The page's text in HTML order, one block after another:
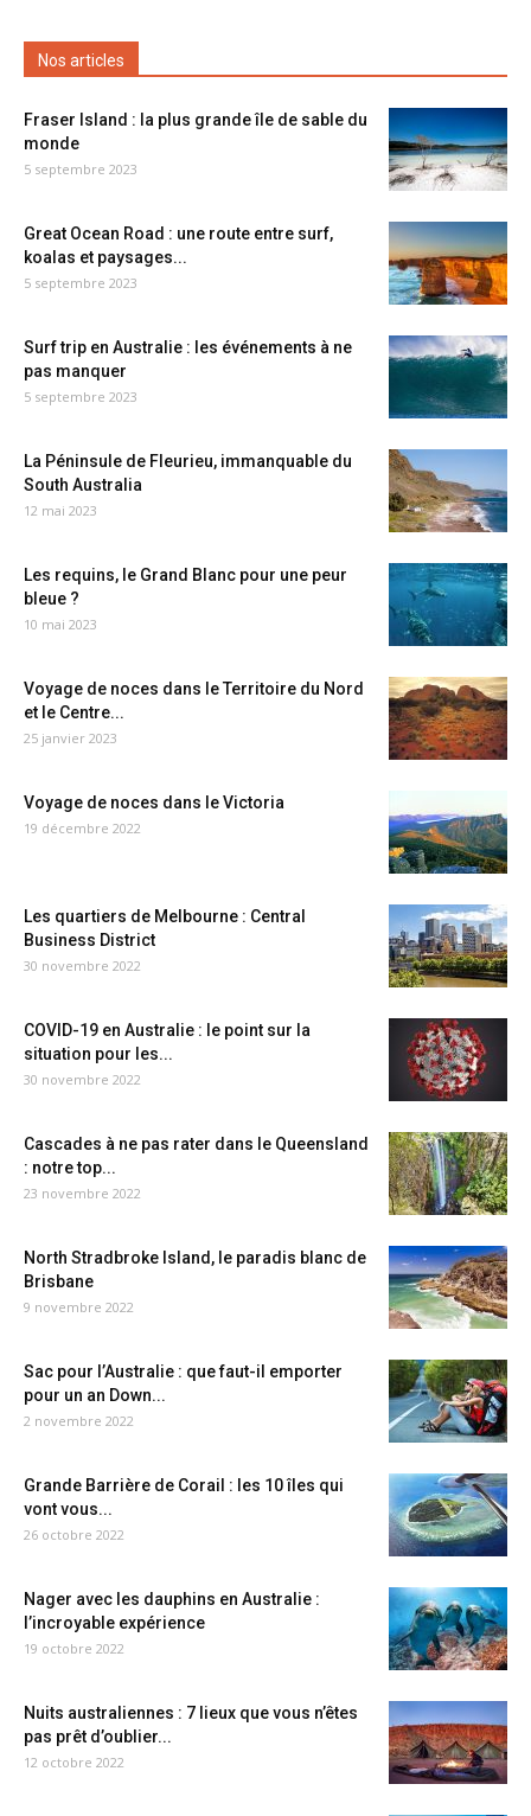
Nos articles
Fraser Island : la plus grande île de sable du
monde
5 septembre 2023
Great Ocean Road : une route entre surf,
koalas et paysages...
5 septembre 2023
Surf trip en Australie : les événements à ne
pas manquer
5 septembre 2023
La Péninsule de Fleurieu, immanquable du
South Australia
12 mai 2023
Les requins, le Grand Blanc pour une peur
bleue ?
10 mai 2023
Voyage de noces dans le Territoire du Nord
et le Centre...
25 janvier 2023
Voyage de noces dans le Victoria
19 décembre 2022
Les quartiers de Melbourne : Central
Business District
30 novembre 2022
COVID-19 en Australie : le point sur la
situation pour les...
30 novembre 2022
Cascades à ne pas rater dans le Queensland
: notre top...
23 novembre 2022
North Stradbroke Island, le paradis blanc de
Brisbane
9 novembre 2022
Sac pour l’Australie : que faut-il emporter
pour un an Down...
2 novembre 2022
Grande Barrière de Corail : les 10 îles qui
vont vous...
26 octobre 2022
Nager avec les dauphins en Australie :
l’incroyable expérience
19 octobre 2022
Nuits australiennes : 7 lieux que vous n’êtes
pas prêt d’oublier...
12 octobre 2022